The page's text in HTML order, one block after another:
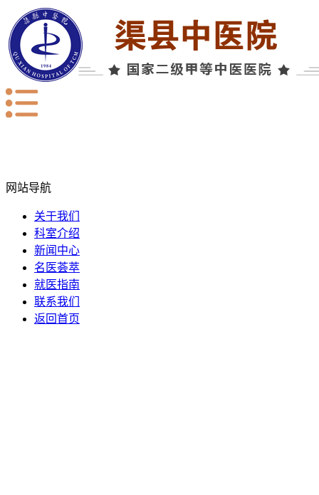
网站导航
关于我们
科室介绍
新闻中心
名医荟萃
就医指南
联系我们
返回首页